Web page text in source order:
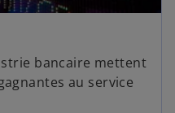
bancaire mettent
au service